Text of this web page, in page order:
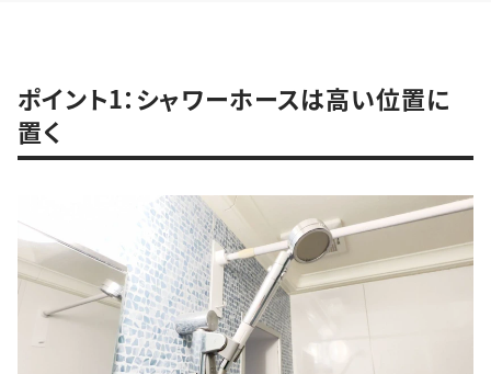
ポイント1：シャワーホースは高い位置に
置く